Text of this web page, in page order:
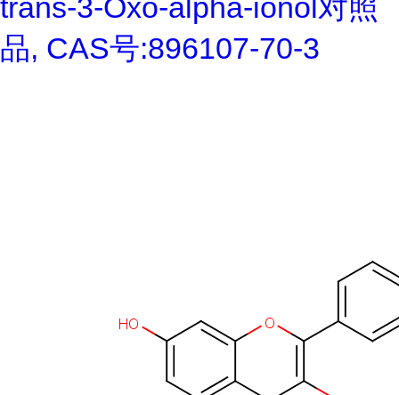
trans-3-Oxo-alpha-ionol对照
品, CAS号:896107-70-3